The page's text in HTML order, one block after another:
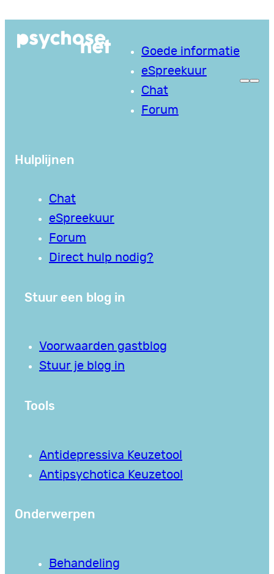
naar
Goede informatie
eSpreekuur
Chat
Forum
Hulplijnen
Chat
eSpreekuur
Forum
Direct hulp nodig?
Stuur een blog in
Voorwaarden gastblog
Stuur je blog in
Tools
Antidepressiva Keuzetool
Antipsychotica Keuzetool
Onderwerpen
Behandeling